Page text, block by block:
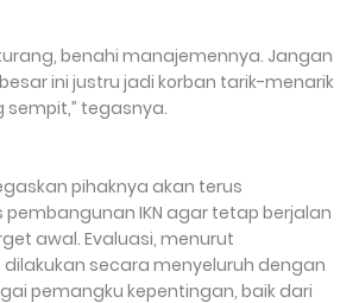
benahi manajemennya. Jangan
ini justru jadi korban tarik-menarik
tegasnya.
pihaknya akan terus
IKN agar tetap berjalan
awal. Evaluasi, menurut
dilakukan secara menyeluruh dengan
pemangku kepentingan, baik dari